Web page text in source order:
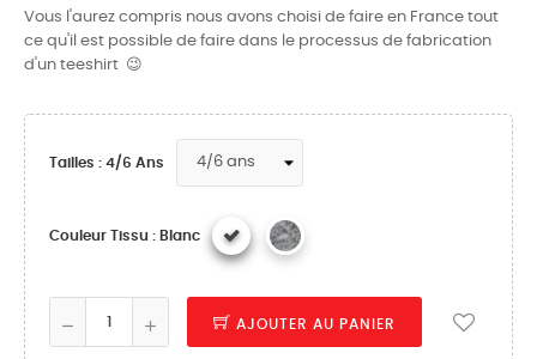
Vous l'aurez compris nous avons choisi de faire en France tout
ce qu'il est possible de faire dans le processus de fabrication
d'un teeshirt 😉
Tailles : 4/6 Ans
Couleur Tissu : Blanc
AJOUTER AU PANIER